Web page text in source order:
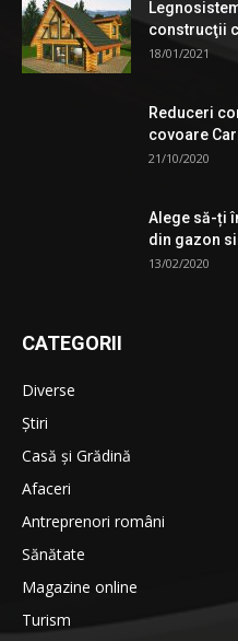
construcţii
18/01/2021
Reduceri
covoare
21/10/2020
Alege să-ți
din gazon
13/02/2020
CATEGORII
Diverse
Știri
Casă și Grădină
Afaceri
Antreprenori români
Sănătate
Magazine online
Turism